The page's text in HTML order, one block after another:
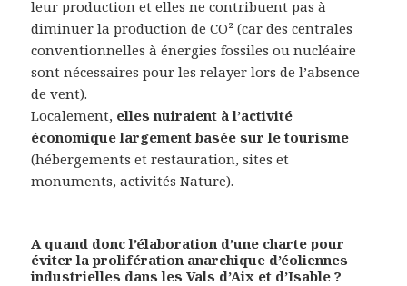
leur production et elles ne contribuent pas à
diminuer la production de CO² (car des centrales
conventionnelles à énergies fossiles ou nucléaire
sont nécessaires pour les relayer lors de l’absence
de vent).
Localement, elles nuiraient à l’activité
économique largement basée sur le tourisme
(hébergements et restauration, sites et
monuments, activités Nature).
A quand donc l’élaboration d’une charte pour
éviter la prolifération anarchique d’éoliennes
industrielles dans les Vals d’Aix et d’Isable ?